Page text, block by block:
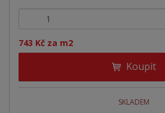
743 Kč za m2
Koupit
SKLADEM